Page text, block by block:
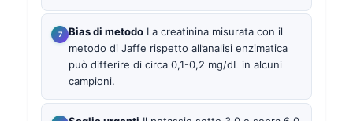
Bias di metodo La creatinina misurata con il
metodo di Jaffe rispetto all’analisi enzimatica
può differire di circa 0,1-0,2 mg/dL in alcuni
campioni.